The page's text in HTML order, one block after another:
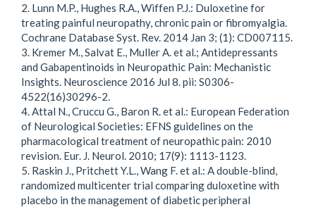
2. Lunn M.P., Hughes R.A., Wiffen P.J.: Duloxetine for
treating painful neuropathy, chronic pain or fibromyalgia.
Cochrane Database Syst. Rev. 2014 Jan 3; (1): CD007115.
3. Kremer M., Salvat E., Muller A. et al.; Antidepressants
and Gabapentinoids in Neuropathic Pain: Mechanistic
Insights. Neuroscience 2016 Jul 8. pii: S0306-
4522(16)30296-2.
4. Attal N., Cruccu G., Baron R. et al.: European Federation
of Neurological Societies: EFNS guidelines on the
pharmacological treatment of neuropathic pain: 2010
revision. Eur. J. Neurol. 2010; 17(9): 1113-1123.
5. Raskin J., Pritchett Y.L., Wang F. et al.: A double-blind,
randomized multicenter trial comparing duloxetine with
placebo in the management of diabetic peripheral